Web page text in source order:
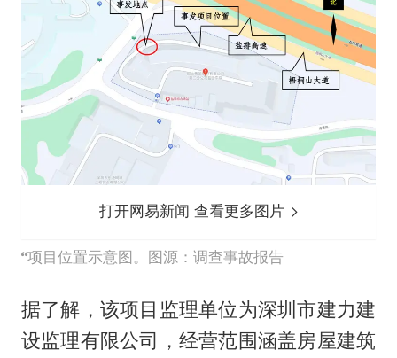
打开网易新闻 查看更多图片
项目位置示意图。图源：调查事故报告
据了解，该项目监理单位为深圳市建力建
设监理有限公司，经营范围涵盖房屋建筑